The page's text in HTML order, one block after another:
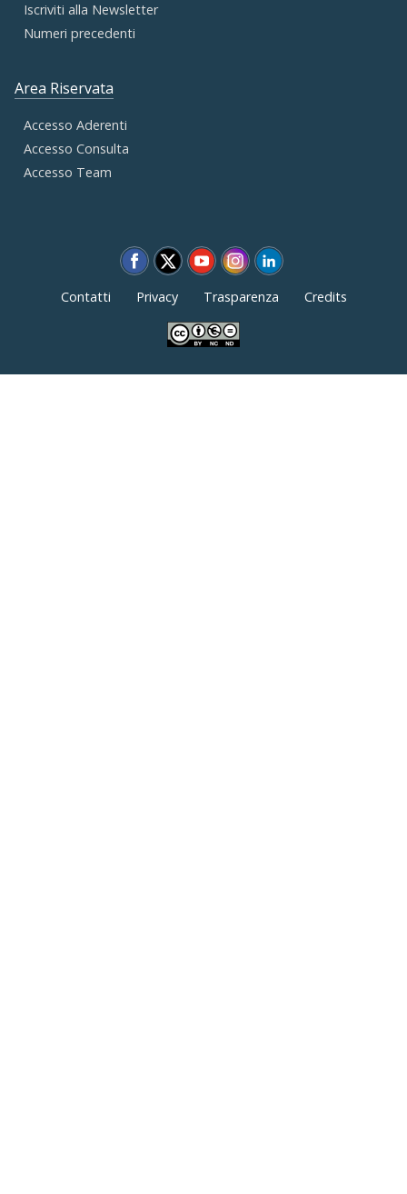
Iscriviti alla Newsletter
Numeri precedenti
Area Riservata
Accesso Aderenti
Accesso Consulta
Accesso Team
Contatti Privacy Trasparenza Credits